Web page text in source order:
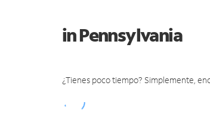
in Pennsylvania
¿Tienes poco tiempo? Simplemente,